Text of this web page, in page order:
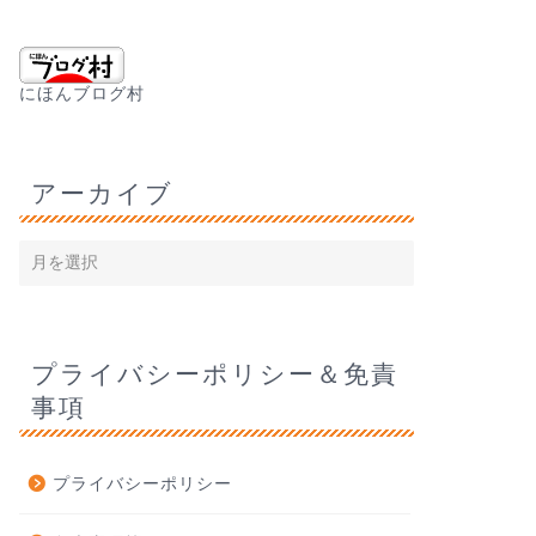
にほんブログ村
アーカイブ
プライバシーポリシー＆免責
事項
プライバシーポリシー